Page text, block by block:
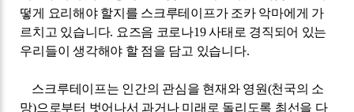
떻게 요리해야 할지를 스크루테이프가 조카 악마에게 가
르치고 있습니다. 요즈음 코로나19사태로 경직되어 있는
우리들이 생각해야 할 점을 담고 있습니다.
스크루테이프는 인간의 관심을 현재와 영원(천국의 소
망)으로부터 벗어나서 과거나 미래로 돌리도록 최선을 다